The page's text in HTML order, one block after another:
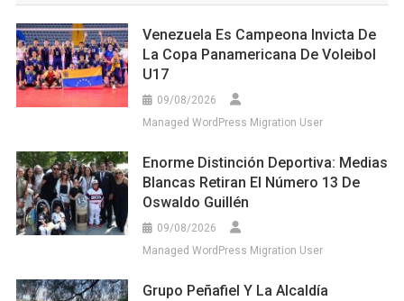
Venezuela Es Campeona Invicta De
La Copa Panamericana De Voleibol
U17
09/08/2026
Managed WordPress Migration User
Enorme Distinción Deportiva: Medias
Blancas Retiran El Número 13 De
Oswaldo Guillén
09/08/2026
Managed WordPress Migration User
Grupo Peñafiel Y La Alcaldía